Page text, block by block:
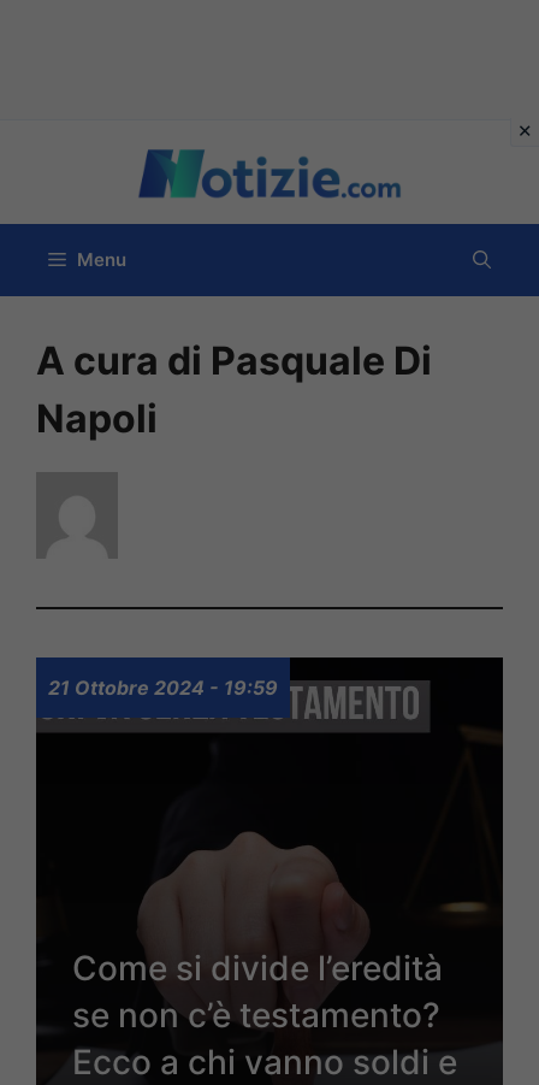
contenuto
Menu
A cura di Pasquale Di
Napoli
21 Ottobre 2024 - 19:59
Come si divide l’eredità
se non c’è testamento?
Ecco a chi vanno soldi e